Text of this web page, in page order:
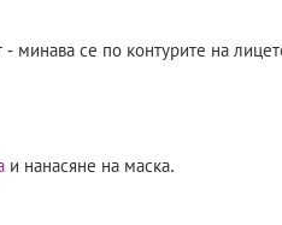
- минава се по контурите на
и нанасяне на маска.